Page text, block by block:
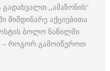
,,ამაზონის“
მიმდინარე აქციებითა
ბოლო ნაწილში
– როგორ გამოიწეროთ